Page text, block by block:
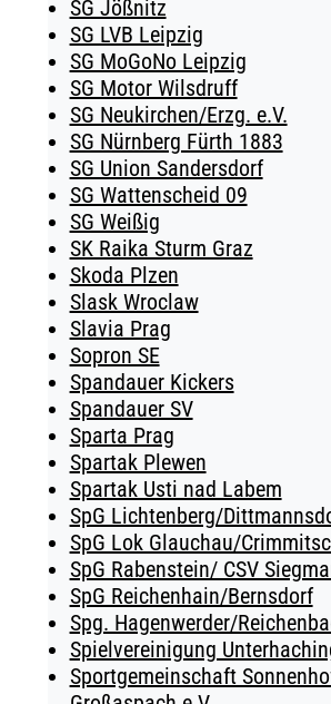
SG Jößnitz
SG LVB Leipzig
SG MoGoNo Leipzig
SG Motor Wilsdruff
SG Neukirchen/Erzg. e.V.
SG Nürnberg Fürth 1883
SG Union Sandersdorf
SG Wattenscheid 09
SG Weißig
SK Raika Sturm Graz
Skoda Plzen
Slask Wroclaw
Slavia Prag
Sopron SE
Spandauer Kickers
Spandauer SV
Sparta Prag
Spartak Plewen
Spartak Usti nad Labem
SpG Lichtenberg/
SpG Lok Glauchau/
SpG Rabenstein/ CSV
SpG Reichenhain/Bernsdorf
Spg. Hagenwerder/
Spielvereinigung
Sportgemeinschaft